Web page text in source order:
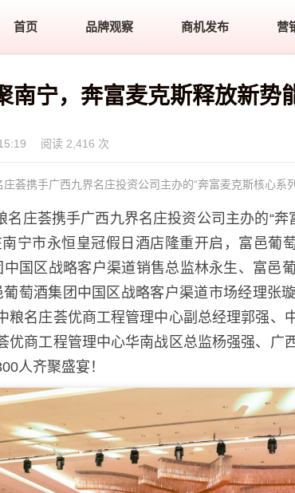
首页 品牌观察 商机发布 营
南宁，奔富麦克斯释放新势
阅读 2,416 次
荟携手广西九界名庄投资公司主办的“奔富麦克斯核心系
名庄荟携手广西九界名庄投资公司主办的“
宁市永恒皇冠假日酒店隆重开启，富邑葡
国区战略客户渠道销售总监林永生、富邑
萄酒集团中国区战略客户渠道市场经理张
粮名庄荟优商工程管理中心副总经理郭强、
优商工程管理中心华南战区总监杨强强、广
人齐聚盛宴！